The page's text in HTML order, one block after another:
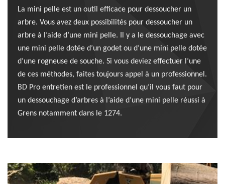
La mini pelle est un outil efficace pour dessoucher un
arbre. Vous avez deux possibilités pour dessoucher un
arbre à l’aide d’une mini pelle. Il y a le dessouchage avec
une mini pelle dotée d’un godet ou d’une mini pelle dotée
d’une rogneuse de souche. Si vous deviez effectuer l’une
de ces méthodes, faites toujours appel à un professionnel.
BD Pro entretien est le professionnel qu’il vous faut pour
un dessouchage d’arbres à l’aide d’une mini pelle réussi à
Grens notamment dans le 1274.